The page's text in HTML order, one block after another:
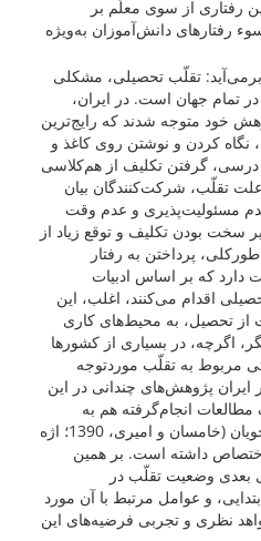
رفتاری از سوی معلّم بر
رفتارهای دانش‌آموزان به‌ویژه
تقلّب تحصیلی، مشکلی
جهان است. در ایران،
(1390) در پژوهش خود متوجه شدند که رایج‌ترین
کردن و نوشتن روی کاغذ و
درسی، گرفتن تکلیف از هم‌کلاسی
علت تقلّب، شرکت‌کنندگان بیان
مسئولیت‌پذیری و عدم وقت
سخت بودن تکلیف و توقع زیاد از
پرداختن به رفتار
دارد که بر اساس ادبیات
اقدام می‌کنند، اغلب، این
از تحصیل، به محیط‌های کاری
اگرچه، در بسیاری از کشورها
مربوط به تقلّب موردتوجه
پژوهش‌های چندانی در این
انجام‌گرفته هم به
دانش‌آموزان دبیرستانی و دانشجویان (خامسان و امیری، 1390؛ اژه
و علی باز، 1390) اختصاص داشته است. بر همین
بعدی وضعیت تقلّب در
و عوامل مرتبط با آن مورد
نظری و تجربی فرضیه‌های این